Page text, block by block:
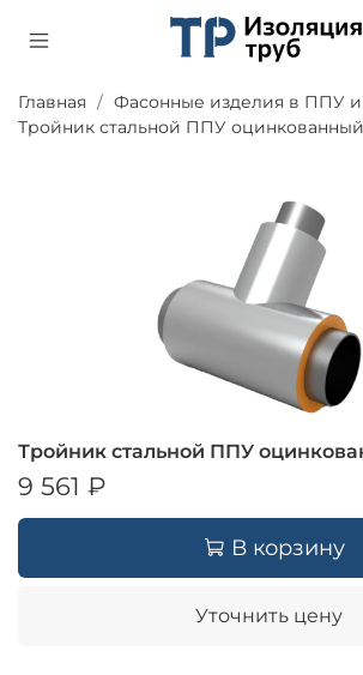
Главная
Фасонные изделия в ППУ
Тройник стальной ППУ оцинкованный
Тройник стальной ППУ
9 561 ₽
В корзину
Уточнить цену